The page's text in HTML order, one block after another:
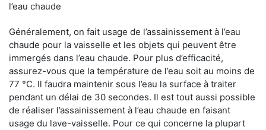
l’eau chaude
Généralement, on fait usage de l’assainissement à l’eau
chaude pour la vaisselle et les objets qui peuvent être
immergés dans l’eau chaude. Pour plus d’efficacité,
assurez-vous que la température de l’eau soit au moins de
77 °C. Il faudra maintenir sous l’eau la surface à traiter
pendant un délai de 30 secondes. Il est tout aussi possible
de réaliser l’assainissement à l’eau chaude en faisant
usage du lave-vaisselle. Pour ce qui concerne la plupart